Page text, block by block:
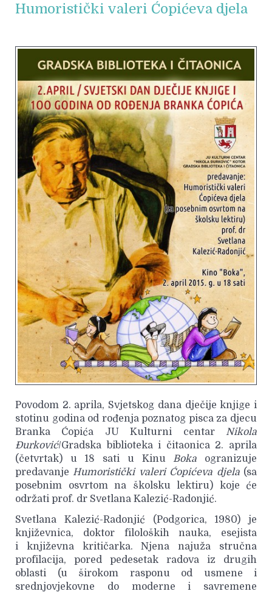
Humoristički valeri Ćopićeva djela
Povodom 2. aprila, Svjetskog dana dječije knjige i
stotinu godina od rođenja poznatog pisca za djecu
Branka Ćopića JU Kulturni centar Nikola
Đurković/Gradska biblioteka i čitaonica 2. aprila
(četvrtak) u 18 sati u Kinu Boka ogranizuje
predavanje Humoristički valeri Ćopićeva djela(sa
posebnim osvrtom na školsku lektiru) koje će
održati prof. dr Svetlana Kalezić-Radonjić.
Svetlana Kalezić-Radonjić (Podgorica, 1980) je
književnica, doktor filoloških nauka, esejista
i književna kritičarka. Njena najuža stručna
profilacija, pored pedesetak radova iz drugih
oblasti (u širokom rasponu od usmene i
srednjovjekovne do moderne i savremene